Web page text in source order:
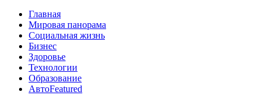
Главная
Мировая панорама
Социальная жизнь
Бизнес
Здоровье
Технологии
Образование
АвтоFeatured